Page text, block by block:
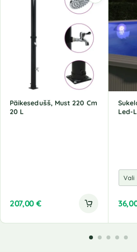
Päikesedušš, Must 220 Cm
20 L
207,00 €
Led-
t